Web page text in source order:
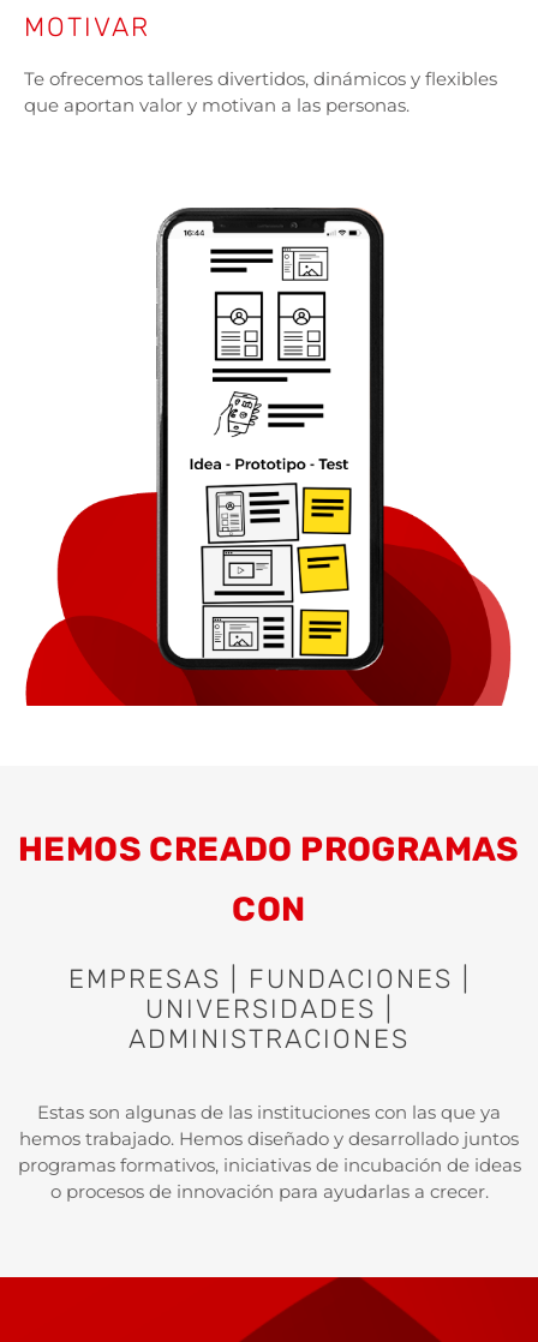
MOTIVAR
Te ofrecemos talleres divertidos, dinámicos y flexibles
que aportan valor y motivan a las personas.
HEMOS CREADO PROGRAMAS
CON
EMPRESAS | FUNDACIONES |
UNIVERSIDADES |
ADMINISTRACIONES
Estas son algunas de las instituciones con las que ya
hemos trabajado. Hemos diseñado y desarrollado juntos
programas formativos, iniciativas de incubación de ideas
o procesos de innovación para ayudarlas a crecer.